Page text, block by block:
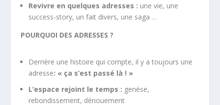
Revivre en quelques adresses : une vie, une
success-story, un fait divers, une saga …
POURQUOI DES ADRESSES ?
Derrière une histoire qui compte, il y a toujours une
adresse: « ça s’est passé là ! »
L’espace rejoint le temps : genèse,
rebondissement, dénouement